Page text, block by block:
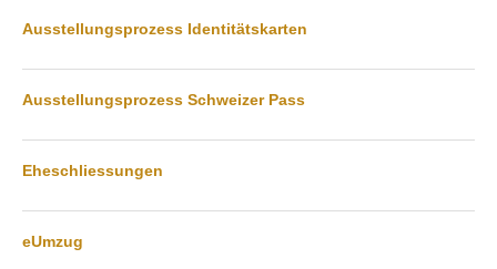
ENTSORGUNG UND UMWELT
IMMOBILIENANGEBOTE
GÄSTEBUCH
Ausstellungsprozess Identitätskarten
Ausstellungsprozess Schweizer Pass
Eheschliessungen
eUmzug